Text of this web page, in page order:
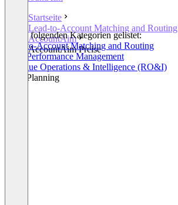
Startseite
Lead-to-Account Matching and Routing
AccountAim
AccountAim Preise
In den folgenden Kategorien gelistet:
Lead-to-Account Matching and Routing
Sales Performance Management
Revenue Operations & Intelligence (RO&I)
Sales Planning